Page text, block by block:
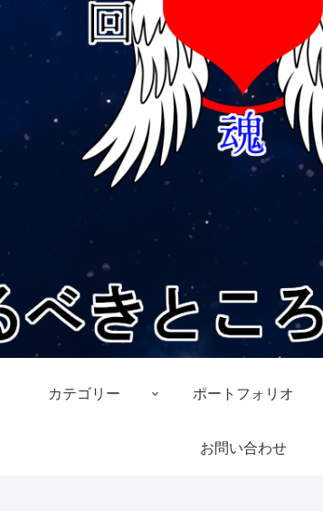
カテゴリー ポートフォリオ
お問い合わせ